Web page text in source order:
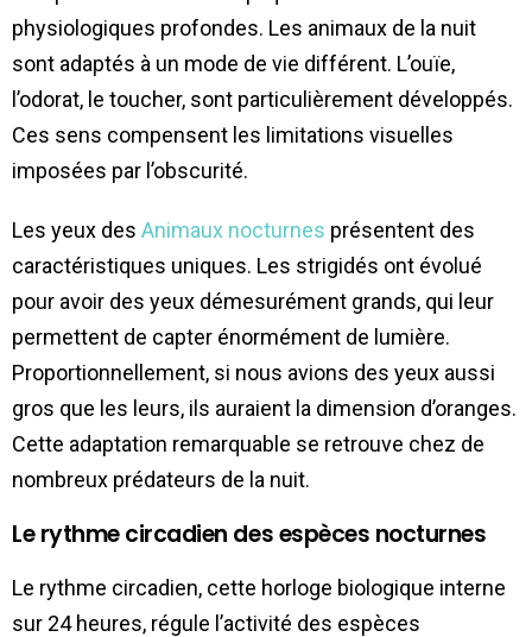
physiologiques profondes. Les animaux de la nuit
sont adaptés à un mode de vie différent. L’ouïe,
l’odorat, le toucher, sont particulièrement développés.
Ces sens compensent les limitations visuelles
imposées par l’obscurité.
Les yeux des Animaux nocturnes présentent des
caractéristiques uniques. Les strigidés ont évolué
pour avoir des yeux démesurément grands, qui leur
permettent de capter énormément de lumière.
Proportionnellement, si nous avions des yeux aussi
gros que les leurs, ils auraient la dimension d’oranges.
Cette adaptation remarquable se retrouve chez de
nombreux prédateurs de la nuit.
Le rythme circadien des espèces nocturnes
Le rythme circadien, cette horloge biologique interne
sur 24 heures, régule l’activité des espèces